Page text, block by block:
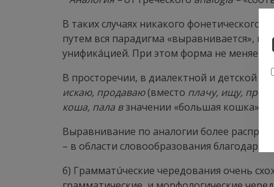
В таких случаях никакого
путем вся парадигма «выравнивается»,
унификáцией. При этом форма не меняется.
В просторечии, в диалектной и детской
искаю, продаваю(вместо плачу, ищу,
коша, пала взначении «большая кошка»,
Выравнивание по аналогии более
– в области словообразования благодаря
б) Грамматúческие чередования очень